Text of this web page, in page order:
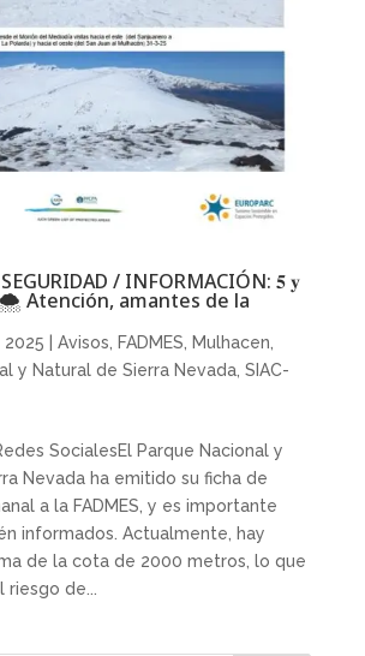
/ INFORMACIÓN: 𝟓 𝐲
| 🌨 Atención, amantes de la
2025 Avisos FADMES Mulhacen
y Natural de Sierra Nevada, SIAC-
SocialesEl Parque Nacional y
Nevada ha emitido su ficha de
a la FADMES, y es importante
informados. Actualmente, hay
de la cota de 2000 metros, lo que
de...